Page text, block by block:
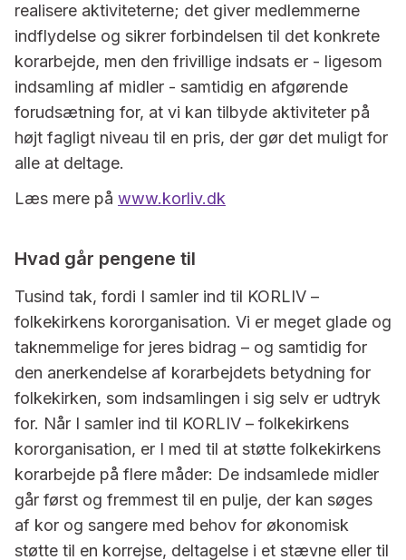
realisere aktiviteterne; det giver medlemmerne
indflydelse og sikrer forbindelsen til det konkrete
korarbejde, men den frivillige indsats er - ligesom
indsamling af midler - samtidig en afgørende
forudsætning for, at vi kan tilbyde aktiviteter på
højt fagligt niveau til en pris, der gør det muligt for
alle at deltage.
Læs mere på www.korliv.dk
Hvad går pengene til
Tusind tak, fordi I samler ind til KORLIV –
folkekirkens kororganisation. Vi er meget glade og
taknemmelige for jeres bidrag – og samtidig for
den anerkendelse af korarbejdets betydning for
folkekirken, som indsamlingen i sig selv er udtryk
for. Når I samler ind til KORLIV – folkekirkens
kororganisation, er I med til at støtte folkekirkens
korarbejde på flere måder: De indsamlede midler
går først og fremmest til en pulje, der kan søges
af kor og sangere med behov for økonomisk
støtte til en korrejse, deltagelse i et stævne eller til